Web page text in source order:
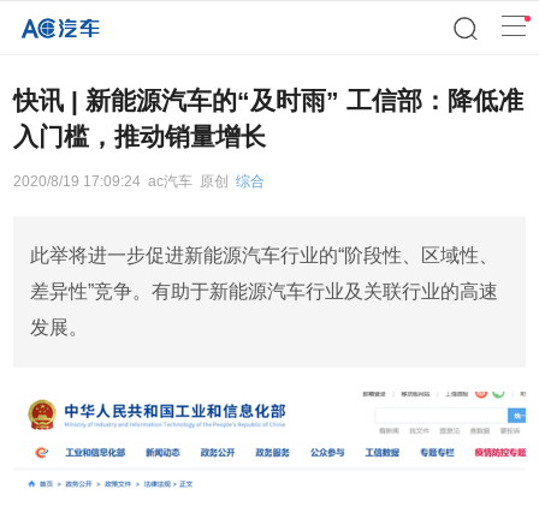
快讯 | 新能源汽车的“及时雨” 工信部：降低准
入门槛，推动销量增长
2020/8/19 17:09:24 ac汽车 原创 综合
此举将进一步促进新能源汽车行业的“阶段性、区域性、
差异性”竞争。有助于新能源汽车行业及关联行业的高速
发展。